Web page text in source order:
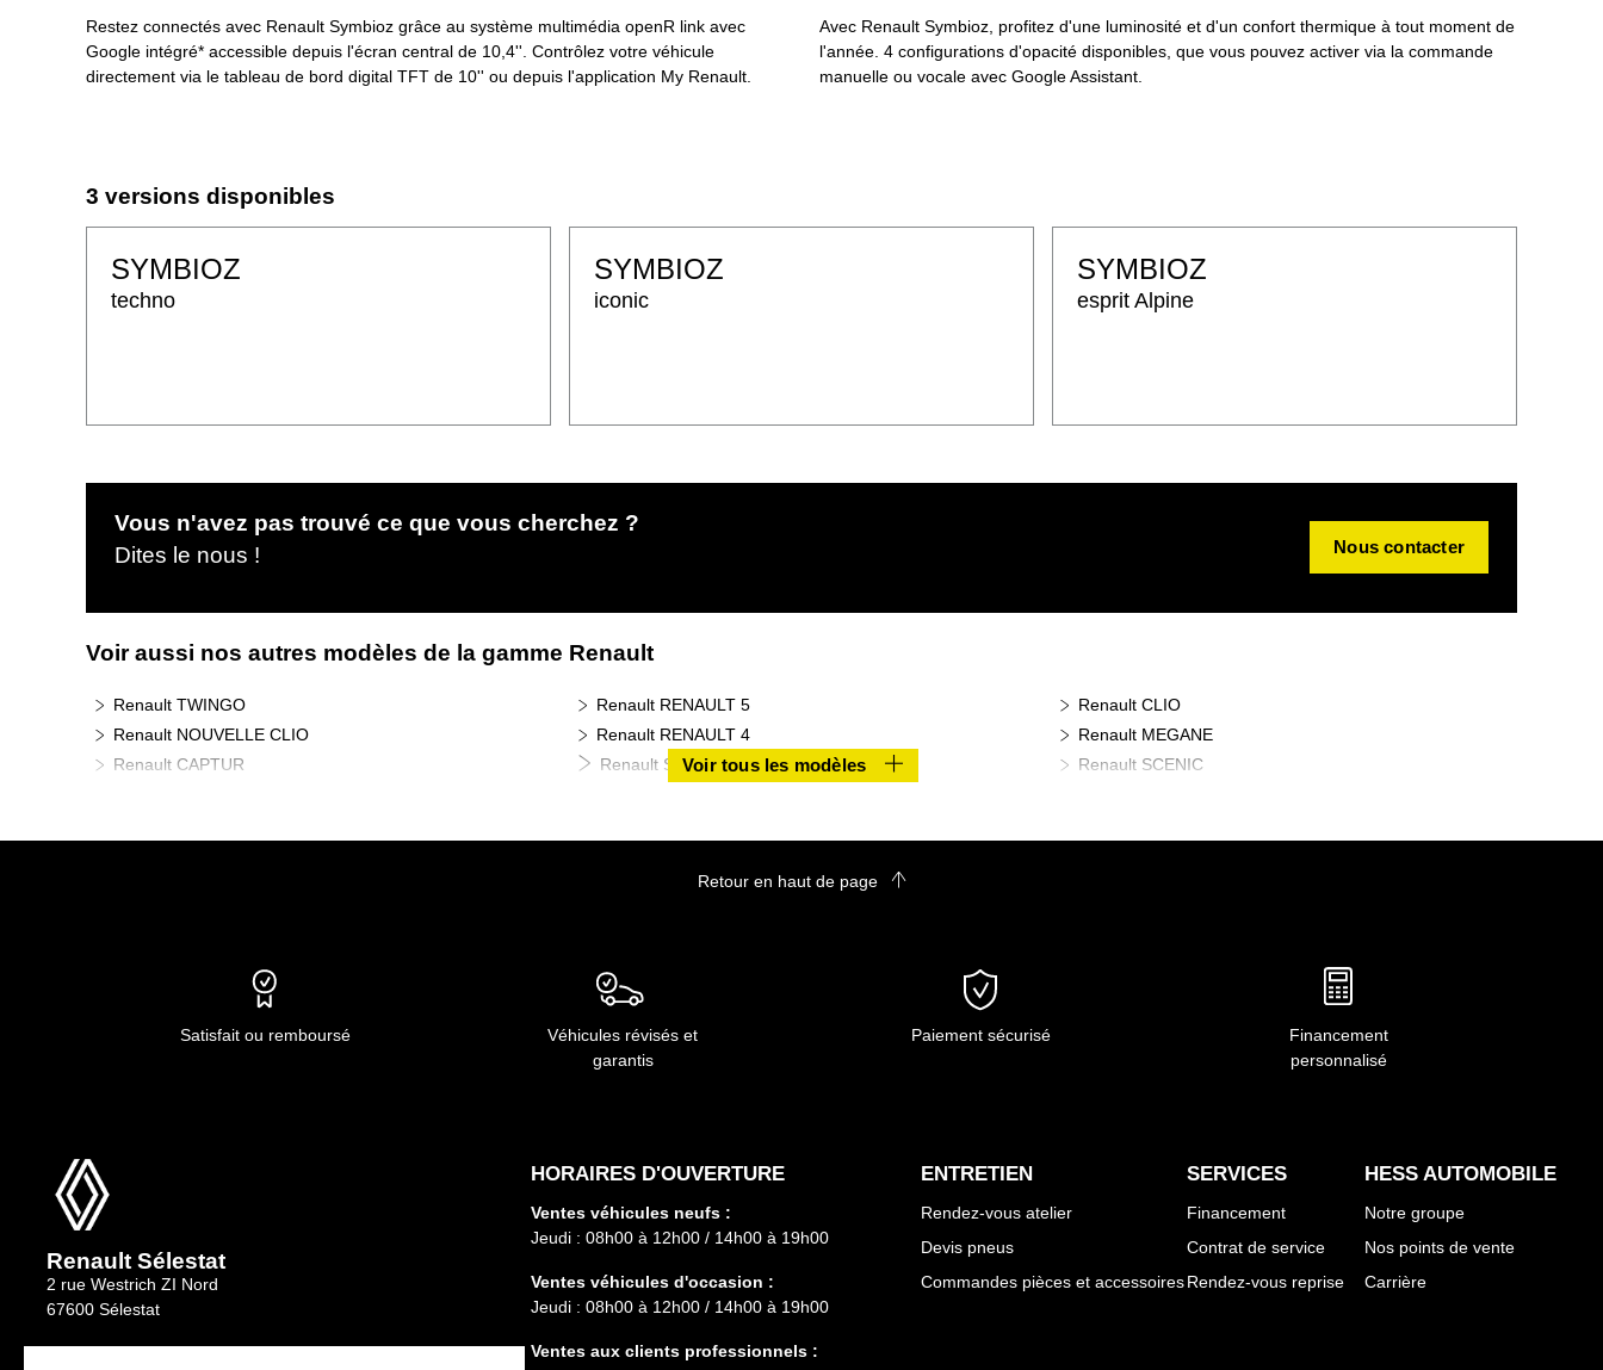
Restez connectés avec Renault Symbioz grâce au système multimédia openR link avec
Google intégré* accessible depuis l'écran central de 10,4''. Contrôlez votre véhicule
directement via le tableau de bord digital TFT de 10'' ou depuis l'application My Renault.
Avec Renault Symbioz, profitez d'une luminosité et d'un confort thermique à tout moment de
l'année. 4 configurations d'opacité disponibles, que vous pouvez activer via la commande
manuelle ou vocale avec Google Assistant.
3 versions disponibles
SYMBIOZ
techno
SYMBIOZ
iconic
SYMBIOZ
esprit Alpine
Vous n'avez pas trouvé ce que vous cherchez ?
Dites le nous !
Nous contacter
Voir aussi nos autres modèles de la gamme Renault
Renault TWINGO Renault RENAULT 5
Renault CLIO
Renault NOUVELLE CLIO
Renault RENAULT 4
Renault MEGANE
Renault CAPTUR
Renault SYMBIOZ
Renault SCENIC
Renault MOBILIZE DUO
Renault MASTER FOURGON
Renault MASTER FOURGON ÉLECTRIQUE
Renault MASTER CABINE APPROFONDIE
Renault MASTER GRAND VOLUME
Renault MASTER PLANCHERS ET CHÂSSIS
Renault MASTER PLANCHERS ET CHÂSSIS
Renault MASTER BENNES ET PLATEAUX
Voir tous les modèles
Retour en haut de page
Satisfait ou remboursé
Véhicules révisés et
garantis
Paiement sécurisé
Financement
personnalisé
Renault Sélestat
2 rue Westrich ZI Nord
67600 Sélestat
HORAIRES D'OUVERTURE
Ventes véhicules neufs :
Jeudi : 08h00 à 12h00 / 14h00 à 19h00
Ventes véhicules d'occasion :
Jeudi : 08h00 à 12h00 / 14h00 à 19h00
Ventes aux clients professionnels :
ENTRETIEN
Rendez-vous atelier
Devis pneus
Commandes pièces et accessoires
SERVICES
Financement
Contrat de service
Rendez-vous reprise
HESS AUTOMOBILE
Notre groupe
Nos points de vente
Carrière